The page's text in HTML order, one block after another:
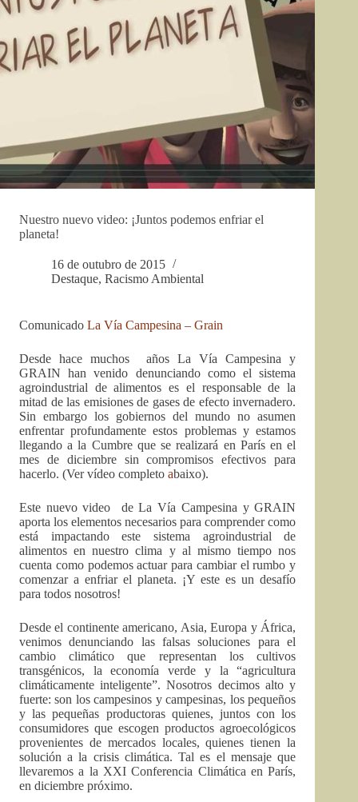
Nuestro nuevo video: ¡Juntos podemos enfriar el
planeta!
16 de outubro de 2015
Destaque, Racismo Ambiental
Comunicado La Vía Campesina – Grain
Desde hace muchos años La Vía Campesina y
GRAIN han venido denunciando como el sistema
agroindustrial de alimentos es el responsable de la
mitad de las emisiones de gases de efecto invernadero.
Sin embargo los gobiernos del mundo no asumen
enfrentar profundamente estos problemas y estamos
llegando a la Cumbre que se realizará en París en el
mes de diciembre sin compromisos efectivos para
hacerlo. (Ver vídeo completo abaixo).
Este nuevo video de La Vía Campesina y GRAIN
aporta los elementos necesarios para comprender como
está impactando este sistema agroindustrial de
alimentos en nuestro clima y al mismo tiempo nos
cuenta como podemos actuar para cambiar el rumbo y
comenzar a enfriar el planeta. ¡Y este es un desafío
para todos nosotros!
Desde el continente americano, Asia, Europa y África,
venimos denunciando las falsas soluciones para el
cambio climático que representan los cultivos
transgénicos, la economía verde y la “agricultura
climáticamente inteligente”. Nosotros decimos alto y
fuerte: son los campesinos y campesinas, los pequeños
y las pequeñas productoras quienes, juntos con los
consumidores que escogen productos agroecológicos
provenientes de mercados locales, quienes tienen la
solución a la crisis climática. Tal es el mensaje que
llevaremos a la XXI Conferencia Climática en París,
en diciembre próximo.